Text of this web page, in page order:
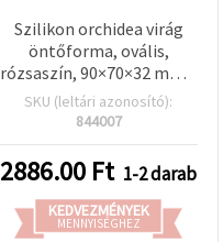
Szilikon orchidea virág
öntőforma, ovális,
rózsaszín, 90×70×32 mm –
rugalmas,
tapadásmentes;
süti/keksz-díszítéshez,
csokoládé-, cukorka-,
szappan- és műgyanta-
öntéshez
SKU (leltári azonosító):
844007
2886.00 Ft 1-2 darab
KEDVEZMÉNYEK
MENNYISÉGHEZ